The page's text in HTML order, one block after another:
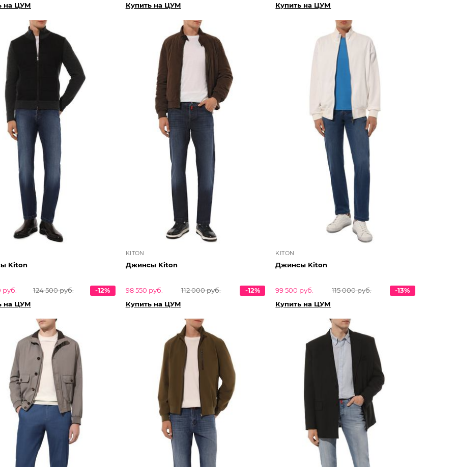
на ЦУМ
Купить на ЦУМ
Купить на ЦУМ
Kiton
руб. 124 500 руб.
-12%
на ЦУМ
KITON
Джинсы Kiton
98 550 руб. 112 000 руб.
-12%
Купить на ЦУМ
KITON
Джинсы Kiton
99 500 руб. 115 000 руб.
-13%
Купить на ЦУМ